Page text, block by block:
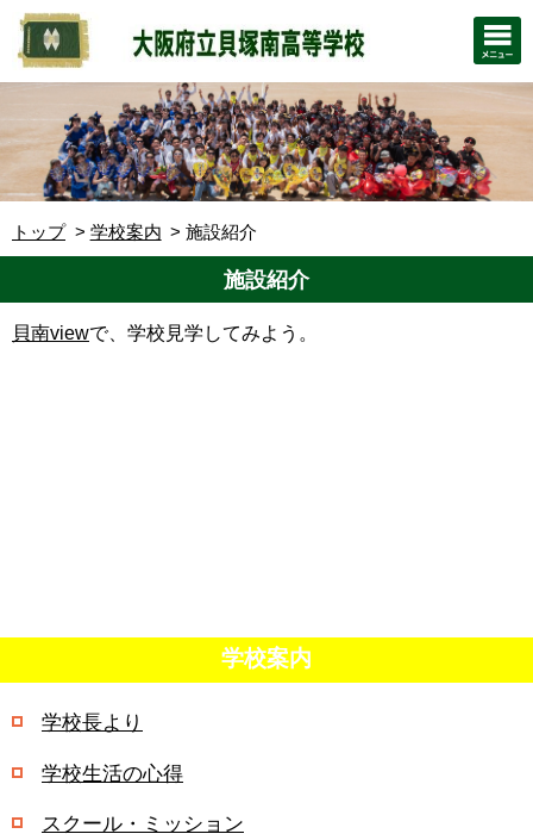
トップ 学校案内 施設紹介
施設紹介
貝南viewで、学校見学してみよう。
学校案内
学校長より
学校生活の心得
スクール・ミッション